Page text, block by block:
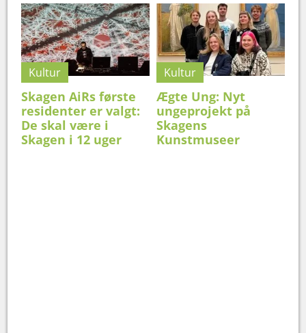
Kultur
Skagen AiRs første
residenter er valgt:
De skal være i
Skagen i 12 uger
Kultur
Ægte Ung: Nyt
ungeprojekt på
Skagens
Kunstmuseer